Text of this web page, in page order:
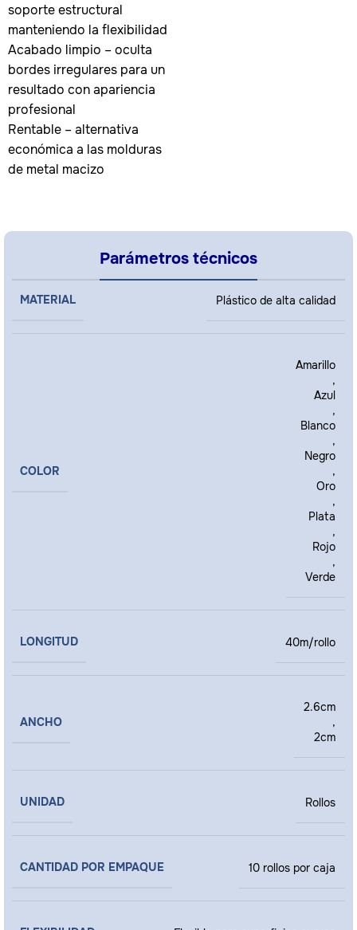
soporte estructural
manteniendo la flexibilidad
Acabado limpio – oculta
bordes irregulares para un
resultado con apariencia
profesional
Rentable – alternativa
económica a las molduras
de metal macizo
Parámetros técnicos
MATERIAL Plástico de alta calidad
COLOR
Amarillo
,
Azul
,
Blanco
,
Negro
,
Oro
,
Plata
,
Rojo
,
Verde
LONGITUD 40m/rollo
ANCHO
2.6cm
,
2cm
UNIDAD Rollos
CANTIDAD POR EMPAQUE 10 rollos por caja